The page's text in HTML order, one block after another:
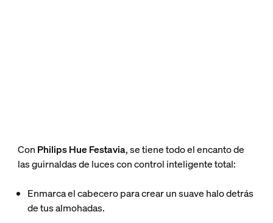
Con Philips Hue Festavia, se tiene todo el encanto de
las guirnaldas de luces con control inteligente total:
Enmarca el cabeceropara crear un suave halo detrás
de tus almohadas.